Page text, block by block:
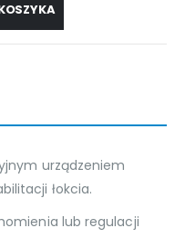
urządzeniem
łokcia.
lub regulacji